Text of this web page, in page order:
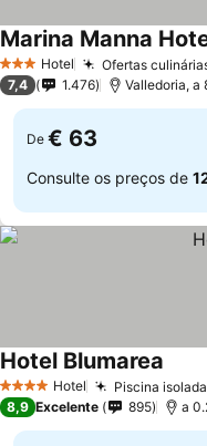
3 EstrelasHotel Ofertas
Marina Manna
7,4 1.476 Valledoria, a
De € 63
Consulte os preços de
4 EstrelasHotel Piscina
Hotel Blumarea
8,9 Excelente 895 a